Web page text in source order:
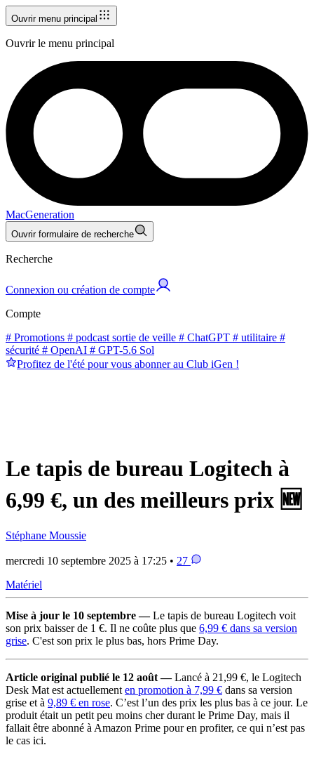
Ouvrir menu principal
Ouvrir le menu principal
MacGeneration
Ouvrir formulaire de recherche
Recherche
Connexion ou création de compte
Compte
# Promotions # podcast sortie de veille # ChatGPT # utilitaire #
sécurité # OpenAI # GPT-5.6 Sol
Profitez de l'été pour vous abonner au Club iGen !
Le tapis de bureau Logitech à
6,99 €, un des meilleurs prix 🆕
Stéphane Moussie
mercredi 10 septembre 2025 à 17:25 • 27
Matériel
Mise à jour le 10 septembre —Le tapis de bureau Logitech voit
son prix baisser de 1 €. Il ne coûte plus que 6,99 € dans sa version
grise. C'est son prix le plus bas, hors Prime Day.
Article original publié le 12 août —Lancé à 21,99 €, le Logitech
Desk Mat est actuellement en promotion à 7,99 € dans sa version
grise et à 9,89 € en rose. C’est l’un des prix les plus bas à ce jour. Le
produit était un petit peu moins cher durant le Prime Day, mais il
fallait être abonné à Amazon Prime pour en profiter, ce qui n’est pas
le cas ici.